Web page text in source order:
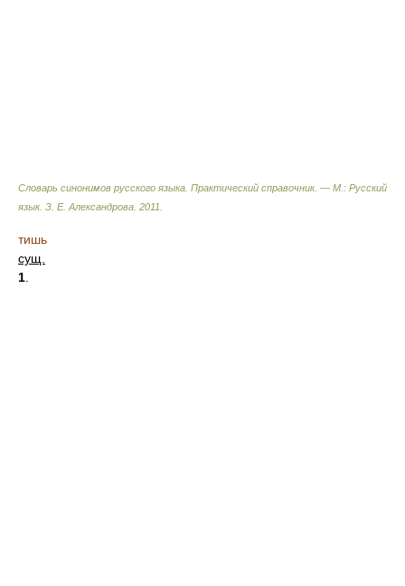
Словарь синонимов русского языка. Практический справочник. — М.: Русский
язык. З. Е. Александрова 2011
тишь
сущ.
1